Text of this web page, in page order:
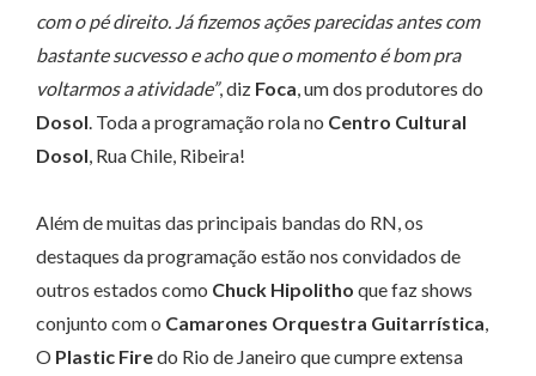
com o pé direito. Já fizemos ações parecidas antes com
bastante sucvesso e acho que o momento é bom pra
voltarmos a atividade”, diz Foca, um dos produtores do
Dosol. Toda a programação rola no Centro Cultural
Dosol, Rua Chile, Ribeira!
Além de muitas das principais bandas do RN, os
destaques da programação estão nos convidados de
outros estados como Chuck Hipolitho que faz shows
conjunto com o Camarones Orquestra Guitarrística,
O Plastic Firedo Rio de Janeiro que cumpre extensa